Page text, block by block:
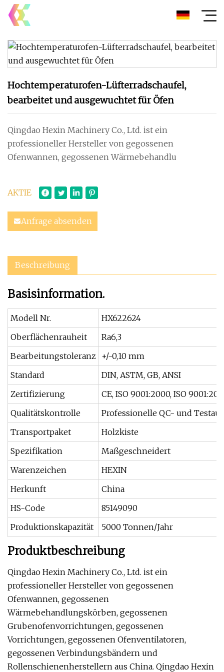
Hochtemperaturofen-Lüfterradschaufel,
bearbeitet und ausgewuchtet für Öfen
Qingdao Hexin Machinery Co., Ltd. ist ein
professioneller Hersteller von gegossenen
Ofenwannen, gegossenen Wärmebehandlu
AKTIE
Anfrage absenden
Beschreibung
Basisinformation.
Modell Nr.
HX622624
Oberflächenrauheit
Ra6,3
Bearbeitungstoleranz
+/-0,10 mm
Standard
DIN, ASTM, GB, ANSI
Zertifizierung
CE, ISO 9001:2000, ISO
Qualitätskontrolle
Professionelle QC- und
Transportpaket
Holzkiste
Spezifikation
Maßgeschneidert
Warenzeichen
HEXIN
Herkunft
China
HS-Code
85149090
Produktionskapazität
5000 Tonnen/Jahr
Produktbeschreibung
Qingdao Hexin Machinery Co., Ltd. ist ein
professioneller Hersteller von gegossenen
Ofenwannen, gegossenen
Wärmebehandlungskörben, gegossenen
Grubenofenvorrichtungen, gegossenen
Vorrichtungen, gegossenen Ofenventilatoren,
gegossenen Verbindungsbändern und
Rollenschienenherstellern aus China. Qingdao Hexin